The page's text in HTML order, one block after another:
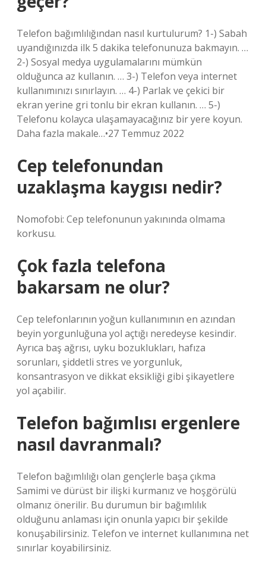
Telefon bağımlılığından nasıl kurtulurum? 1-) Sabah
uyandığınızda ilk 5 dakika telefonunuza bakmayın. …
2-) Sosyal medya uygulamalarını mümkün
olduğunca az kullanın. … 3-) Telefon veya internet
kullanımınızı sınırlayın. … 4-) Parlak ve çekici bir
ekran yerine gri tonlu bir ekran kullanın. … 5-)
Telefonu kolayca ulaşamayacağınız bir yere koyun.
Daha fazla makale…•27 Temmuz 2022
Cep telefonundan
uzaklaşma kaygısı nedir?
Nomofobi: Cep telefonunun yakınında olmama
korkusu.
Çok fazla telefona
bakarsam ne olur?
Cep telefonlarının yoğun kullanımının en azından
beyin yorgunluğuna yol açtığı neredeyse kesindir.
Ayrıca baş ağrısı, uyku bozuklukları, hafıza
sorunları, şiddetli stres ve yorgunluk,
konsantrasyon ve dikkat eksikliği gibi şikayetlere
yol açabilir.
Telefon bağımlısı ergenlere
nasıl davranmalı?
Telefon bağımlılığı olan gençlerle başa çıkma
Samimi ve dürüst bir ilişki kurmanız ve hoşgörülü
olmanız önerilir. Bu durumun bir bağımlılık
olduğunu anlaması için onunla yapıcı bir şekilde
konuşabilirsiniz. Telefon ve internet kullanımına net
sınırlar koyabilirsiniz.